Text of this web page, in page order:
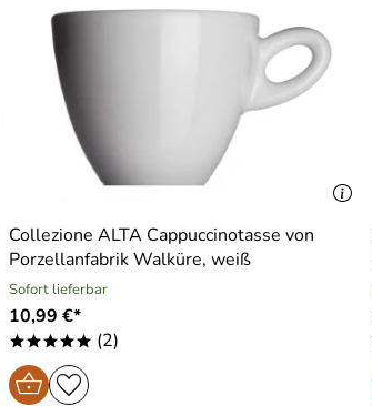
Collezione ALTA Cappuccinotasse von
Porzellanfabrik Walküre, weiß
Sofort lieferbar
10,99 €*
***** (2)